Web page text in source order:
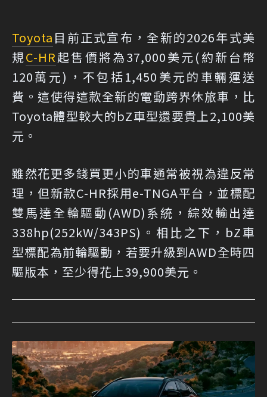
Toyota 目前正式宣布，全新的2026年式美
規C-HR起售價將為37,000美元(約新台幣
120萬元)，不包括1,450美元的車輛運送
費。這使得這款全新的電動跨界休旅車，比
Toyota體型較大的bZ車型還要貴上2,100美
元。
雖然花更多錢買更小的車通常被視為違反常
理，但新款C-HR採用e-TNGA平台，並標配
雙馬達全輪驅動(AWD)系統，綜效輸出達
338hp(252kW/343PS)。相比之下，bZ車
型標配為前輪驅動，若要升級到AWD全時四
驅版本，至少得花上39,900美元。